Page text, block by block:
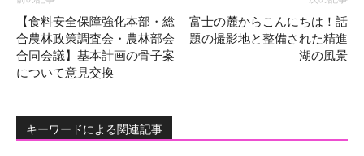
【食料安全保障強化本部・総
合農林政策調査会・農林部会
合同会議】基本計画の骨子案
について意見交換
富士の麓からこんにちは！話
題の撮影地と整備された精進
湖の風景
キーワードによる関連記事